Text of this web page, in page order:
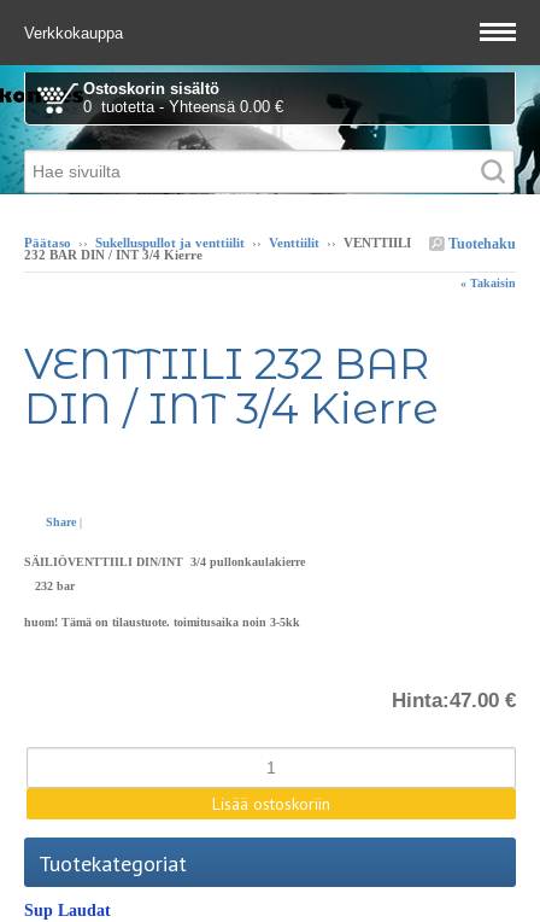
Verkkokauppa
Ostoskorin sisältö
0 tuotetta - Yhteensä 0.00 €
Tuotehaku
Päätaso ›› Sukelluspullot ja venttiilit ›› Venttiilit ›› VENTTIILI
232 BAR DIN / INT 3/4 Kierre
« Takaisin
VENTTIILI 232 BAR
DIN / INT 3/4 Kierre
Share |
SÄILIÖVENTTIILI DIN/INT 3/4 pullonkaulakierre
232 bar
huom! Tämä on tilaustuote. toimitusaika noin 3-5kk
Hinta:47.00 €
Tuotekategoriat
Sup Laudat